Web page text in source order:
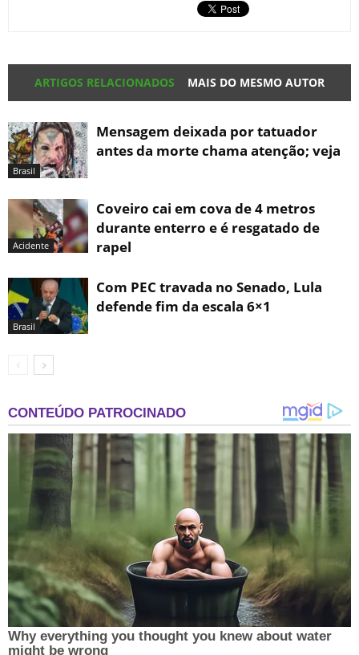
ARTIGOS RELACIONADOS MAIS DO MESMO AUTOR
Brasil
Mensagem deixada por tatuador
antes da morte chama atenção; veja
Acidente
Coveiro cai em cova de 4 metros
durante enterro e é resgatado de
rapel
Brasil
Com PEC travada no Senado, Lula
defende fim da escala 6×1